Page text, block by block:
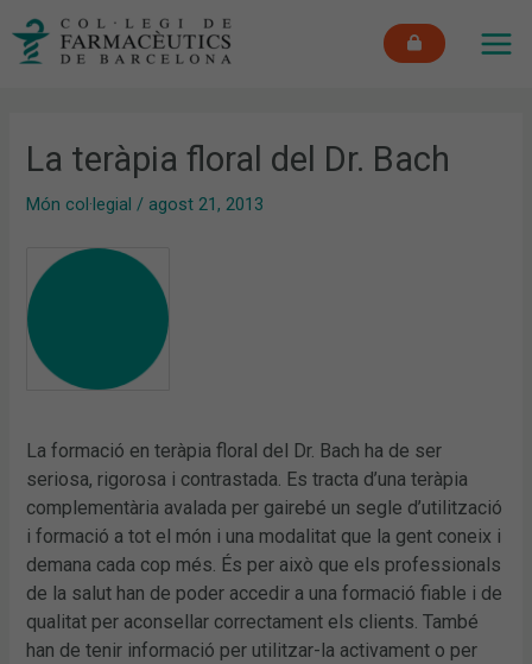
La teràpia floral del Dr. Bach
Món col·legial / agost 21, 2013
La formació en teràpia floral del Dr. Bach ha de ser
seriosa, rigorosa i contrastada. Es tracta d’una teràpia
complementària avalada per gairebé un segle d’utilització
i formació a tot el món i una modalitat que la gent coneix i
demana cada cop més. És per això que els professionals
de la salut han de poder accedir a una formació fiable i de
qualitat per aconsellar correctament els clients. També
han de tenir informació per utilitzar-la activament o per